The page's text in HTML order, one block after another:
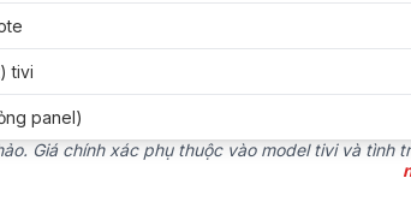
tivi
panel)
Giá chính xác phụ thuộc vào model tivi và